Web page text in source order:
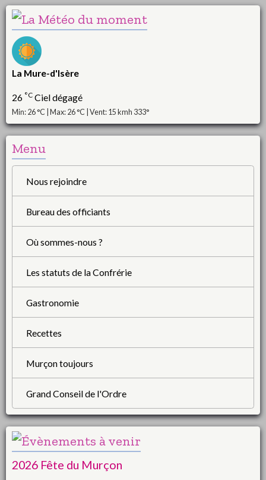
La Mure-d'Isère
26 °C Ciel dégagé
Min: 26 °C | Max: 26 °C | Vent: 15 kmh 333°
Menu
Nous rejoindre
Bureau des officiants
Où sommes-nous ?
Les statuts de la Confrérie
Gastronomie
Recettes
Murçon toujours
Grand Conseil de l'Ordre
2026 Fête du Murçon